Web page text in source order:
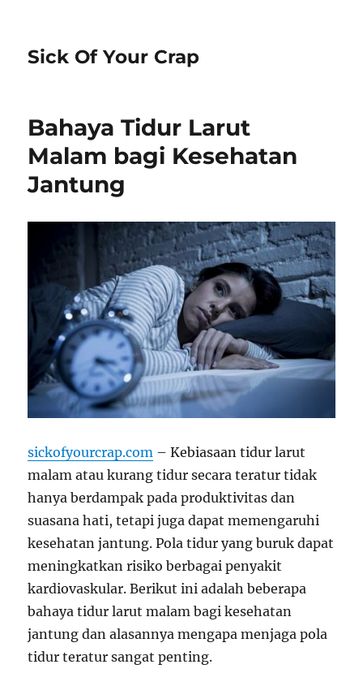
Sick Of Your Crap
Bahaya Tidur Larut
Malam bagi Kesehatan
Jantung
sickofyourcrap.com – Kebiasaan tidur larut
malam atau kurang tidur secara teratur tidak
hanya berdampak pada produktivitas dan
suasana hati, tetapi juga dapat memengaruhi
kesehatan jantung. Pola tidur yang buruk dapat
meningkatkan risiko berbagai penyakit
kardiovaskular. Berikut ini adalah beberapa
bahaya tidur larut malam bagi kesehatan
jantung dan alasannya mengapa menjaga pola
tidur teratur sangat penting.